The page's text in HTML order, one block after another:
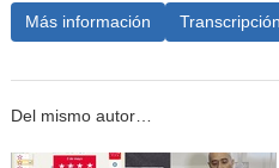
Más información Transcripción
Del mismo autor…